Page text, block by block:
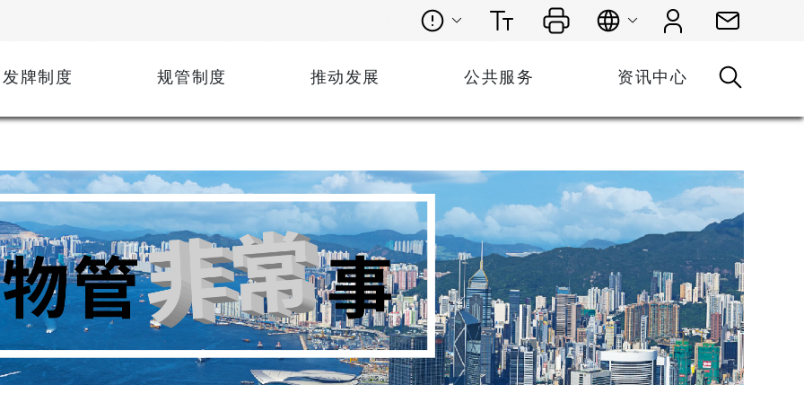
发牌制度 规管制度 推动发展 公共服务 资讯中心